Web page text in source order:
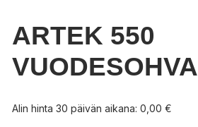
ARTEK 550
VUODESOHVA
Alin hinta 30 päivän aikana: 0,00 €